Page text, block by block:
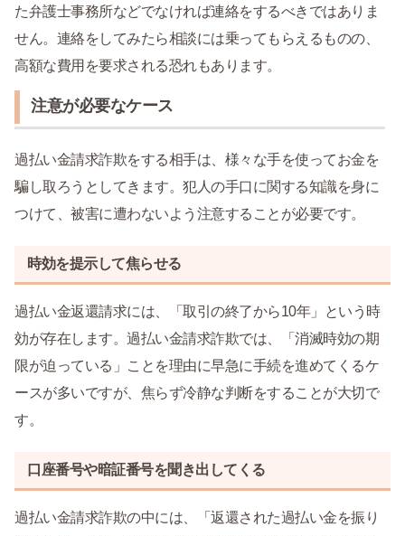
た弁護士事務所などでなければ連絡をするべきではありま
せん。連絡をしてみたら相談には乗ってもらえるものの、
高額な費用を要求される恐れもあります。
注意が必要なケース
過払い金請求詐欺をする相手は、様々な手を使ってお金を
騙し取ろうとしてきます。犯人の手口に関する知識を身に
つけて、被害に遭わないよう注意することが必要です。
時効を提示して焦らせる
過払い金返還請求には、「取引の終了から10年」という時
効が存在します。過払い金請求詐欺では、「消滅時効の期
限が迫っている」ことを理由に早急に手続を進めてくるケ
ースが多いですが、焦らず冷静な判断をすることが大切で
す。
口座番号や暗証番号を聞き出してくる
過払い金請求詐欺の中には、「返還された過払い金を振り